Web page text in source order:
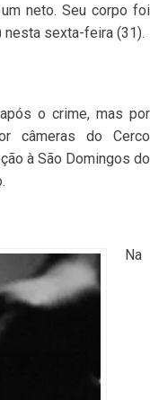
neto. Seu corpo foi
sexta-feira (31).
o crime, mas por
câmeras do Cerco
à São Domingos do
Na